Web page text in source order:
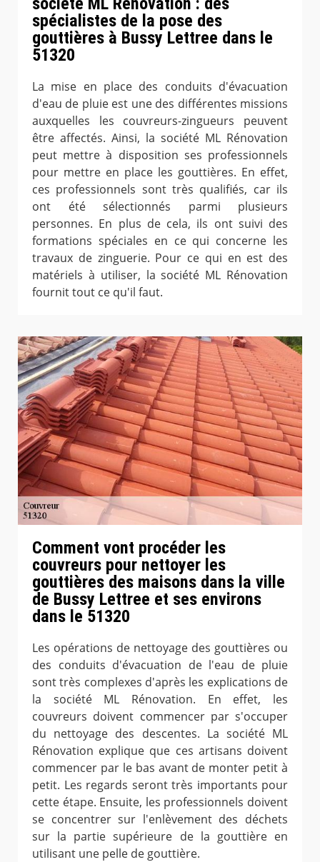
spécialistes de la pose des
gouttières à Bussy Lettree dans le
51320
La mise en place des conduits d'évacuation
d'eau de pluie est une des différentes missions
auxquelles les couvreurs-zingueurs peuvent
être affectés. Ainsi, la société ML Rénovation
peut mettre à disposition ses professionnels
pour mettre en place les gouttières. En effet,
ces professionnels sont très qualifiés, car ils
ont été sélectionnés parmi plusieurs
personnes. En plus de cela, ils ont suivi des
formations spéciales en ce qui concerne les
travaux de zinguerie. Pour ce qui en est des
matériels à utiliser, la société ML Rénovation
fournit tout ce qu'il faut.
Comment vont procéder les
couvreurs pour nettoyer les
gouttières des maisons dans la ville
de Bussy Lettree et ses environs
dans le 51320
Les opérations de nettoyage des gouttières ou
des conduits d'évacuation de l'eau de pluie
sont très complexes d'après les explications de
la société ML Rénovation. En effet, les
couvreurs doivent commencer par s'occuper
du nettoyage des descentes. La société ML
Rénovation explique que ces artisans doivent
commencer par le bas avant de monter petit à
petit. Les regards seront très importants pour
cette étape. Ensuite, les professionnels doivent
se concentrer sur l'enlèvement des déchets
sur la partie supérieure de la gouttière en
utilisant une pelle de gouttière.